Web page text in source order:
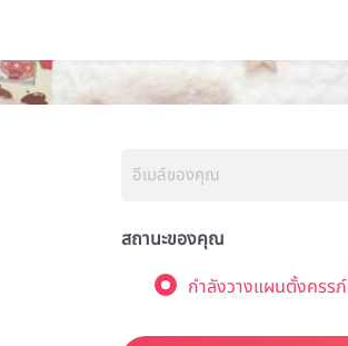
สถานะของคุณ
กำลังวางแผนตั้งครรภ์